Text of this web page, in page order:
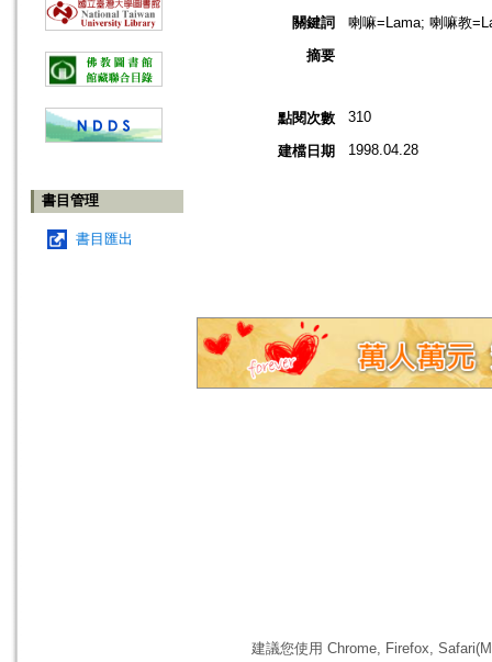
書目管理
書目匯出
關鍵詞
喇嘛=Lama; 喇嘛教
摘要
點閱次數 310
建檔日期 1998.04.28
建議您使用 Chrome, Firefox,